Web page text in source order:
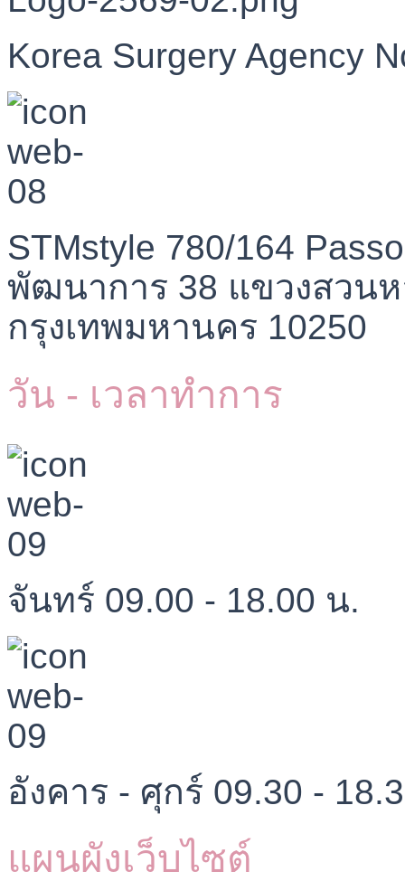
Korea Surgery Agency
STMstyle 780/164
พัฒนาการ 38 แขวงสวน
กรุงเทพมหานคร 10250
วัน - เวลาทำการ
จันทร์ 09.00 - 18.00 น.
อังคาร - ศุกร์ 09.30 -
แผนผังเว็บไซต์